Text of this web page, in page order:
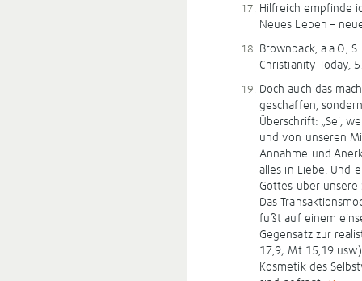
Hilfreich empfinde
Neues Leben –
Brownback, a.a.O.,
Christianity Today,
Doch auch das
geschaffen,
Überschrift: „Sei,
und von unseren
Annahme und
alles in Liebe. Und
Gottes über unsere
Das
fußt auf einem
Gegensatz zur
17,9; Mt 15,19
Kosmetik des